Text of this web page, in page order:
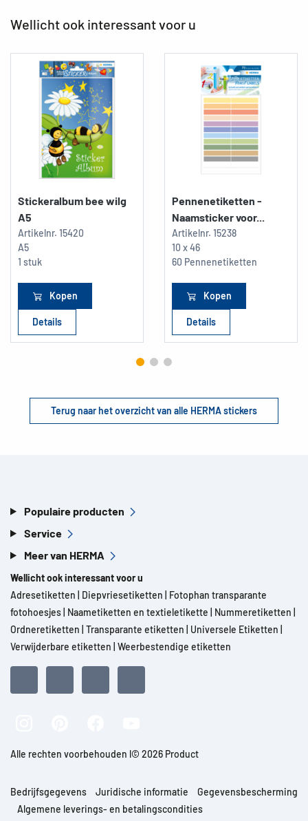
Wellicht ook interessant voor u
Stickeralbum bee wilg
A5
Artikelnr. 15420
A5
1 stuk
Kopen
Details
Pennenetiketten -
Naamsticker voor...
Artikelnr. 15238
10 x 46
60 Pennenetiketten
Kopen
Details
Terug naar het overzicht van alle HERMA stickers
Populaire producten
Service
Meer van HERMA
Wellicht ook interessant voor u
Adresetiketten
Diepvriesetiketten
Fotophan transparante
fotohoesjes Naametiketten en textieletikette Nummeretiketten
Ordneretiketten Transparante etiketten Universele Etiketten
Verwijderbare etiketten Weerbestendige etiketten
Alle rechten voorbehouden l© 2026 Product
Bedrijfsgegevens Juridische informatie
Gegevensbescherming
Algemene leverings- en betalingscondities